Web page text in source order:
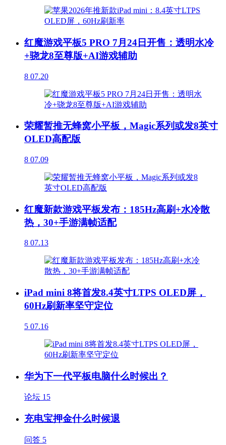
红魔游戏平板5 PRO 7月24日开售：透明水冷
+骁龙8至尊版+AI游戏辅助
8 07.20
荣耀暂推无蜂窝小平板，Magic系列或发8英寸
OLED高配版
8 07.09
红魔新款游戏平板发布：185Hz高刷+水冷散
热，30+手游满帧适配
8 07.13
iPad mini 8将首发8.4英寸LTPS OLED屏，
60Hz刷新率坚守定位
5 07.16
华为下一代平板电脑什么时候出？
论坛 15
充电宝押金什么时候退
问答 5